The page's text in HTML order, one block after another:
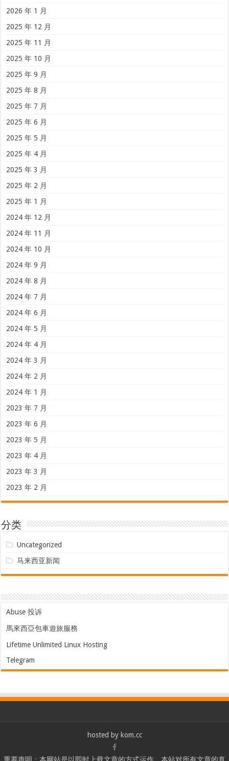
2026 年 1 月
2025 年 12 月
2025 年 11 月
2025 年 10 月
2025 年 9 月
2025 年 8 月
2025 年 7 月
2025 年 6 月
2025 年 5 月
2025 年 4 月
2025 年 3 月
2025 年 2 月
2025 年 1 月
2024 年 12 月
2024 年 11 月
2024 年 10 月
2024 年 9 月
2024 年 8 月
2024 年 7 月
2024 年 6 月
2024 年 5 月
2024 年 4 月
2024 年 3 月
2024 年 2 月
2024 年 1 月
2023 年 7 月
2023 年 6 月
2023 年 5 月
2023 年 4 月
2023 年 3 月
2023 年 2 月
分类
Uncategorized
马来西亚新闻
Abuse 投诉
馬來西亞包車遊旅服務
Lifetime Unlimited Linux Hosting
Telegram
hosted by kom.cc